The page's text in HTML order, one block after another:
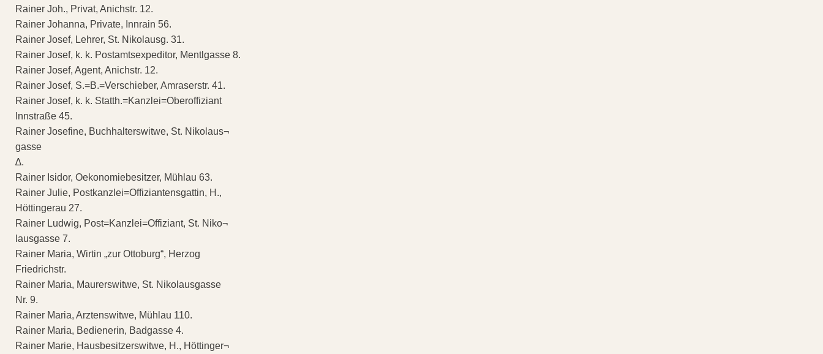
Rainer Joh., Privat, Anichstr. 12.
Rainer Johanna, Private, Innrain 56.
Rainer Josef, Lehrer, St. Nikolausg. 31.
Rainer Josef, k. k. Postamtsexpeditor, Mentlgasse 8.
Rainer Josef, Agent, Anichstr. 12.
Rainer Josef, S.=B.=Verschieber, Amraserstr. 41.
Rainer Josef, k. k. Statth.=Kanzlei=Oberoffiziant
Innstraße 45.
Rainer Josefine, Buchhalterswitwe, St. Nikolaus¬
gasse
∆.
Rainer Isidor, Oekonomiebesitzer, Mühlau 63.
Rainer Julie, Postkanzlei=Offiziantensgattin, H.,
Höttingerau 27.
Rainer Ludwig, Post=Kanzlei=Offiziant, St. Niko¬
lausgasse 7.
Rainer Maria, Wirtin „zur Ottoburg“, Herzog
Friedrichstr.
Rainer Maria, Maurerswitwe, St. Nikolausgasse
Nr. 9.
Rainer Maria, Arztenswitwe, Mühlau 110.
Rainer Maria, Bedienerin, Badgasse 4.
Rainer Marie, Hausbesitzerswitwe, H., Höttinger¬